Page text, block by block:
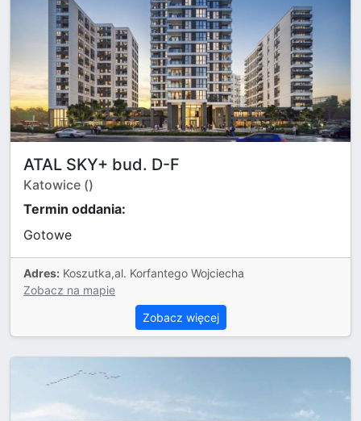
ATAL SKY+ bud. D-F
Katowice ()
Termin oddania:
Gotowe
Adres: Koszutka,al. Korfantego Wojciecha
Zobacz na mapie
Zobacz więcej